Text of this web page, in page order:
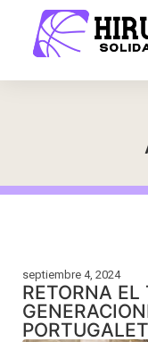
septiembre 4, 2024
RETORNA EL